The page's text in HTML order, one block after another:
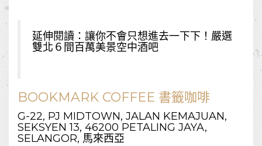
延伸閱讀： 讓你不會只想進去一下下！嚴選
雙北６間百萬美景空中酒吧
BOOKMARK COFFEE 書籤咖啡
G-22, PJ MIDTOWN, JALAN KEMAJUAN,
SEKSYEN 13, 46200 PETALING JAYA,
SELANGOR, 馬來西亞